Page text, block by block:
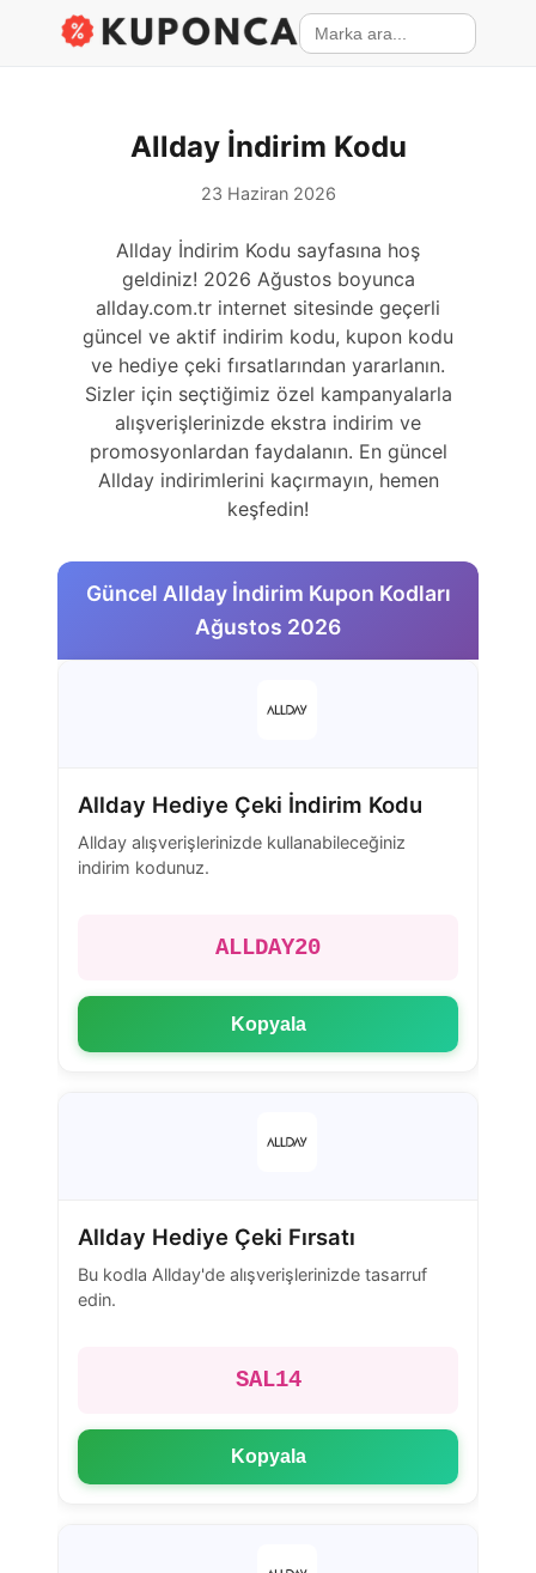
Allday İndirim Kodu
23 Haziran 2026
Allday İndirim Kodu sayfasına hoş
geldiniz! 2026 Ağustos boyunca
allday.com.tr internet sitesinde geçerli
güncel ve aktif indirim kodu, kupon kodu
ve hediye çeki fırsatlarından yararlanın.
Sizler için seçtiğimiz özel kampanyalarla
alışverişlerinizde ekstra indirim ve
promosyonlardan faydalanın. En güncel
Allday indirimlerini kaçırmayın, hemen
keşfedin!
Güncel Allday İndirim Kupon Kodları
Ağustos 2026
Allday Hediye Çeki İndirim Kodu
Allday alışverişlerinizde kullanabileceğiniz
indirim kodunuz.
ALLDAY20
Kopyala
Allday Hediye Çeki Fırsatı
Bu kodla Allday'de alışverişlerinizde tasarruf
edin.
SAL14
Kopyala